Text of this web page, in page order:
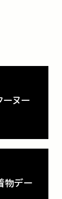
ヌー
物デー